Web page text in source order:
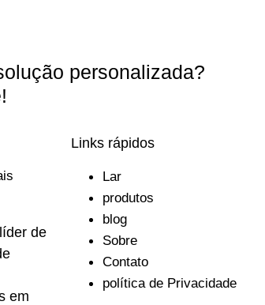
personalizada?
de
em
Links rápidos
Lar
produtos
blog
Sobre
Contato
política de Privacidade